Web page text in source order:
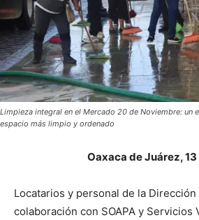
Limpieza integral en el Mercado 20 de Noviembre: un
espacio más limpio y ordenado
Oaxaca de Juárez,
Locatarios y personal de la
colaboración con SOAPA y Servicios